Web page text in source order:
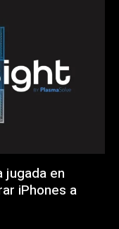
jugada en
iPhones a